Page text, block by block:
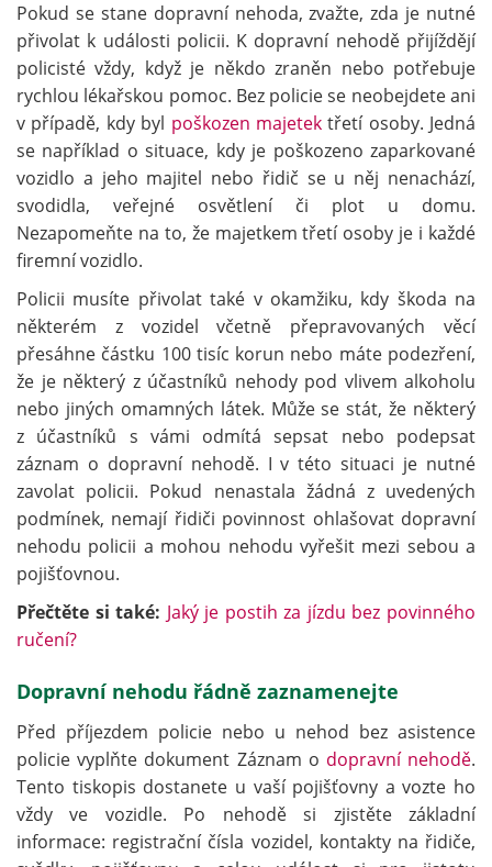
Pokud se stane dopravní nehoda, zvažte, zda je nutné
přivolat k události policii. K dopravní nehodě přijíždějí
policisté vždy, když je někdo zraněn nebo potřebuje
rychlou lékařskou pomoc. Bez policie se neobejdete ani
v případě, kdy byl poškozen majetektřetí osoby. Jedná
se například o situace, kdy je poškozeno zaparkované
vozidlo a jeho majitel nebo řidič se u něj nenachází,
svodidla, veřejné osvětlení či plot u domu.
Nezapomeňte na to, že majetkem třetí osoby je i každé
firemní vozidlo.
Policii musíte přivolat také v okamžiku, kdy škoda na
některém z vozidel včetně přepravovaných věcí
přesáhne částku 100 tisíc korun nebo máte podezření,
že je některý z účastníků nehody pod vlivem alkoholu
nebo jiných omamných látek. Může se stát, že některý
z účastníků s vámi odmítá sepsat nebo podepsat
záznam o dopravní nehodě. I v této situaci je nutné
zavolat policii. Pokud nenastala žádná z uvedených
podmínek, nemají řidiči povinnost ohlašovat dopravní
nehodu policii a mohou nehodu vyřešit mezi sebou a
pojišťovnou.
Přečtěte si také: Jaký je postih za jízdu bez povinného
ručení?
Dopravní nehodu řádně zaznamenejte
Před příjezdem policie nebo u nehod bez asistence
policie vyplňte dokument Záznam o dopravní nehodě.
Tento tiskopis dostanete u vaší pojišťovny a vozte ho
vždy ve vozidle. Po nehodě si zjistěte základní
informace: registrační čísla vozidel, kontakty na řidiče,